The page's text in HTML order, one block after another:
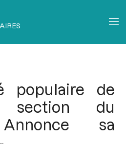
populaire de
section du
sa